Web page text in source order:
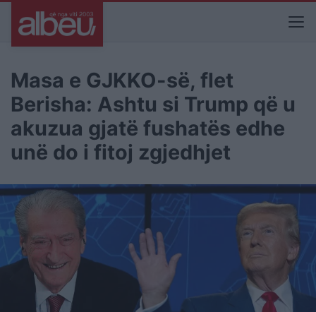
Masa e GJKKO-së, flet
Berisha: Ashtu si Trump që u
akuzua gjatë fushatës edhe
unë do i fitoj zgjedhjet